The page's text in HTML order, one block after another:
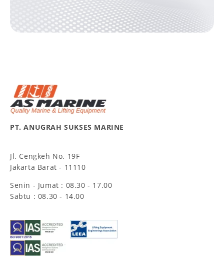
PT. ANUGRAH SUKSES MARINE
Jl. Cengkeh No. 19F
Jakarta Barat - 11110
Senin - Jumat : 08.30 - 17.00
Sabtu : 08.30 - 14.00